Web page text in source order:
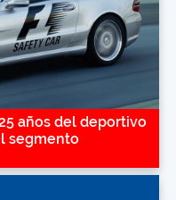
años del deportivo
segmento